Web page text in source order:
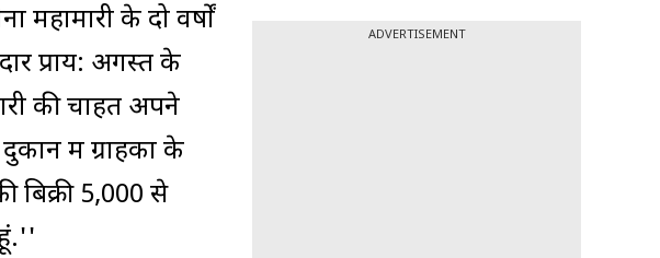
महामारी के दो वर्षों
प्राय: अगस्त के
की चाहत अपने
में ग्राहकों के
बिक्री 5,000 से
ADVERTISEMENT